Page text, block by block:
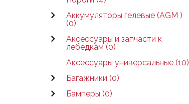
Аккумуляторы гелевые (AGM )
(0)
Аксессуары и запчасти к
лебедкам (0)
Аксессуары универсальные (10)
Багажники (0)
Бамперы (0)